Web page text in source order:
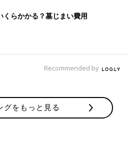
くらかかる？墓じまい費用
Recommended by
グをもっと見る